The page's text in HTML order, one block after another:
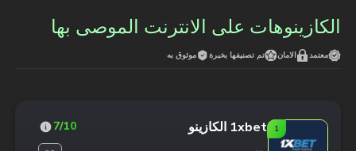
الكازينوهات على الانترنت الموصى بها
معتمد الامان تم تصنيفها بخبرة موثوق به
1 1xbet الكازينو 7/10